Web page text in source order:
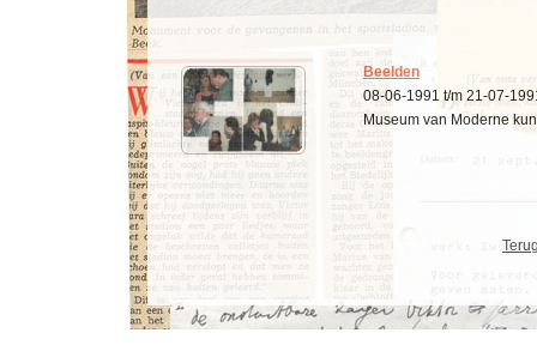
Beelden
08-06-1991 t/m 21-07-
Museum van Moderne